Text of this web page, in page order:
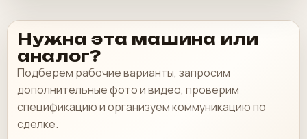
Нужна эта машина или
аналог?
Подберем рабочие варианты, запросим
дополнительные фото и видео, проверим
спецификацию и организуем коммуникацию по
сделке.